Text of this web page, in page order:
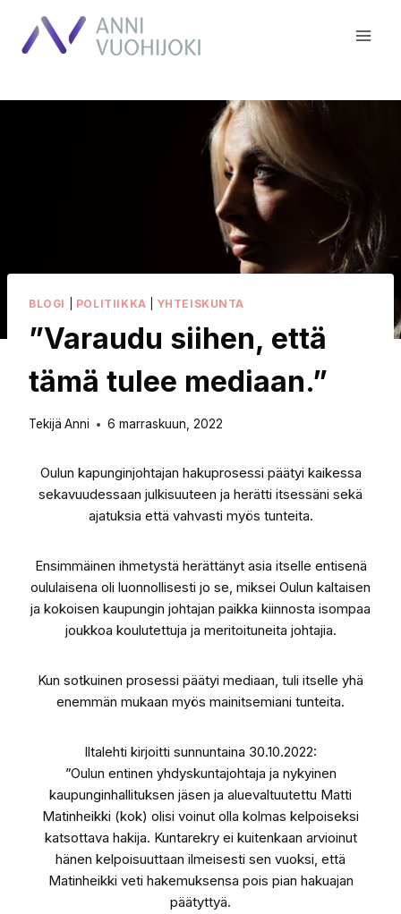
sisältöön
BLOGI POLITIIKKA YHTEISKUNTA
”Varaudu siihen, että
tämä tulee mediaan.”
Tekijä Anni 6 marraskuun, 2022
Oulun kapunginjohtajan hakuprosessi päätyi kaikessa
sekavuudessaan julkisuuteen ja herätti itsessäni sekä
ajatuksia että vahvasti myös tunteita.
Ensimmäinen ihmetystä herättänyt asia itselle entisenä
oululaisena oli luonnollisesti jo se, miksei Oulun kaltaisen
ja kokoisen kaupungin johtajan paikka kiinnosta isompaa
joukkoa koulutettuja ja meritoituneita johtajia.
Kun sotkuinen prosessi päätyi mediaan, tuli itselle yhä
enemmän mukaan myös mainitsemiani tunteita.
Iltalehti kirjoitti sunnuntaina 30.10.2022:
”Oulun entinen yhdyskuntajohtaja ja nykyinen
kaupunginhallituksen jäsen ja aluevaltuutettu Matti
Matinheikki (kok) olisi voinut olla kolmas kelpoiseksi
katsottava hakija. Kuntarekry ei kuitenkaan arvioinut
hänen kelpoisuuttaan ilmeisesti sen vuoksi, että
Matinheikki veti hakemuksensa pois pian hakuajan
päätyttyä.